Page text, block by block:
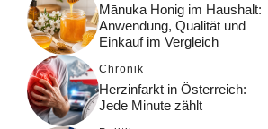
Mānuka Honig im Haushalt:
Anwendung, Qualität und
Einkauf im Vergleich
Chronik
Herzinfarkt in Österreich:
Jede Minute zählt